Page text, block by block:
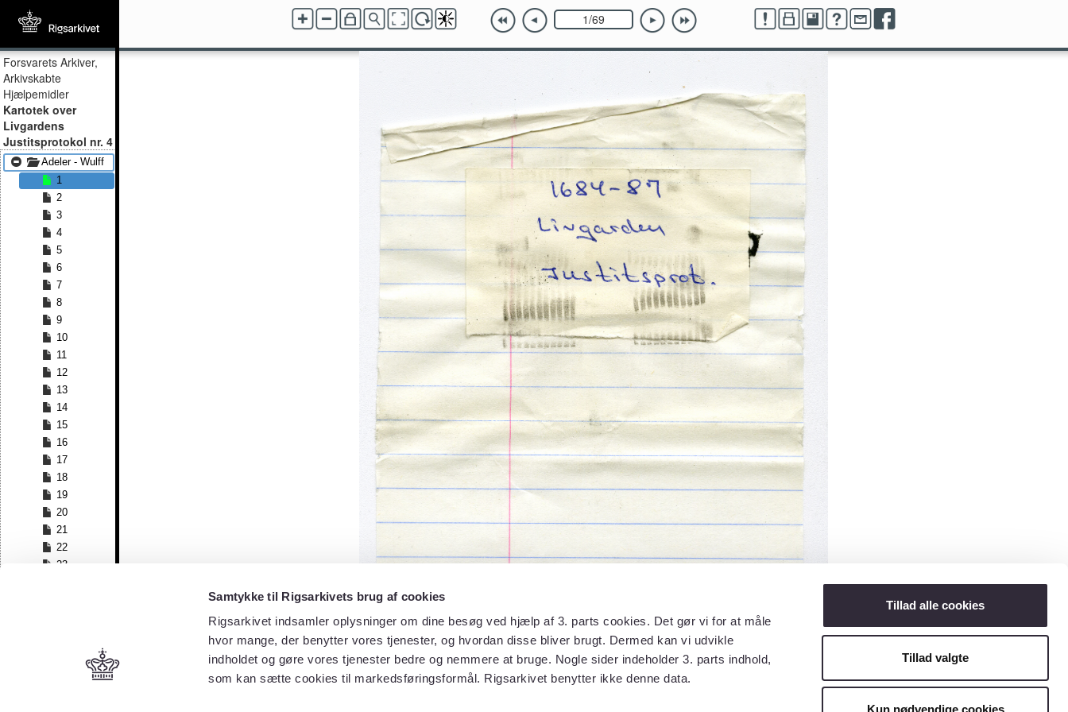
Samtykke til Rigsarkivets brug af cookies
Rigsarkivet indsamler oplysninger om dine besøg ved hjælp af 3. parts cookies. Det gør vi for at måle
hvor mange, der benytter vores tjenester, og hvordan disse bliver brugt. Dermed kan vi udvikle
indholdet og gøre vores tjenester bedre og nemmere at bruge. Nogle sider indeholder 3. parts indhold,
som kan sætte cookies til markedsføringsformål. Rigsarkivet benytter ikke denne data.
Tillad alle cookies
Tillad valgte
Kun nødvendige cookies
Forsvarets Arkiver,
Arkivskabte
Hjælpemidler
Kartotek over
Livgardens
Justitsprotokol nr. 4
Adeler - Wulff
1
2
3
4
5
6
7
8
9
10
11
12
13
14
15
16
17
18
19
20
21
22
23